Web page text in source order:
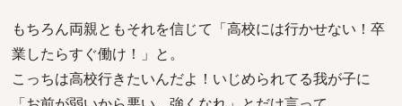
もちろん両親ともそれを信じて「高校には行かせない！卒
業したらすぐ働け！」と。
こっちは高校行きたいんだよ！いじめられてる我が子に